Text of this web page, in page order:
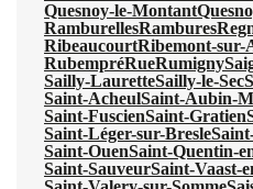
Quesnoy-le-Montant
RamburellesRambures
RibeaucourtRibemont-sur-
RubempréRueRumigny
Sailly-LauretteSailly-le-Sec
Saint-AcheulSaint-Aubin-
Saint-FuscienSaint-Gratien
Saint-Léger-sur-Bresle
Saint-OuenSaint-Quentin-
Saint-SauveurSaint-Vaast-